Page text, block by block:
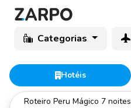
Categorias
Hotéis
Roteiro Peru Mágico 7 noites